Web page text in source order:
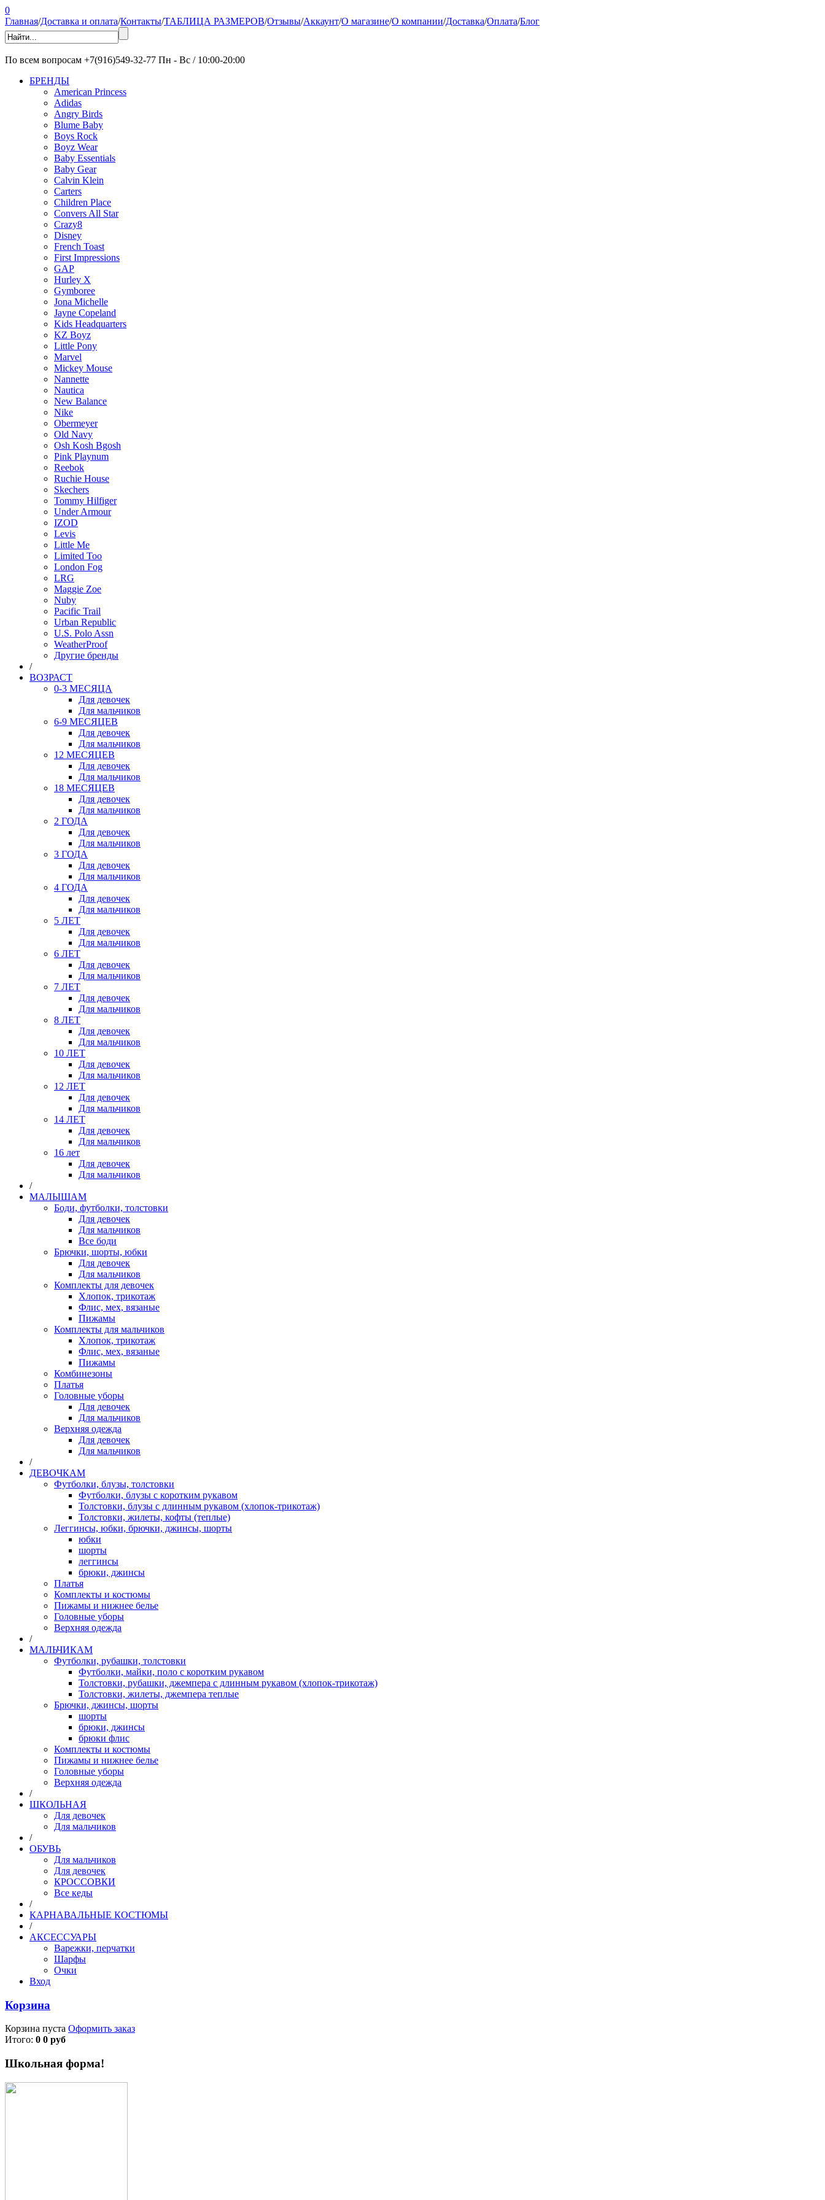
0
Главная/Доставка и оплата/Контакты/ТАБЛИЦА РАЗМЕРОВ/Отзывы/Аккаунт/О магазине/О компании/Доставка/Оплата/Блог
По всем вопросам +7(916)549-32-77 Пн - Вс / 10:00-20:00
БРЕНДЫ
American Princess
Adidas
Angry Birds
Blume Baby
Boys Rock
Boyz Wear
Baby Essentials
Baby Gear
Calvin Klein
Carters
Children Place
Convers All Star
Crazy8
Disney
French Toast
First Impressions
GAP
Hurley X
Gymboree
Jona Michelle
Jayne Copeland
Kids Headquarters
KZ Boyz
Little Pony
Marvel
Mickey Mouse
Nannette
Nautica
New Balance
Nike
Obermeyer
Old Navy
Osh Kosh Bgosh
Pink Playnum
Reebok
Ruchie House
Skechers
Tommy Hilfiger
Under Armour
IZOD
Levis
Little Me
Limited Too
London Fog
LRG
Maggie Zoe
Nuby
Pacific Trail
Urban Republic
U.S. Polo Assn
WeatherProof
Другие бренды
/
ВОЗРАСТ
0-3 МЕСЯЦА
Для девочек
Для мальчиков
6-9 МЕСЯЦЕВ
Для девочек
Для мальчиков
12 МЕСЯЦЕВ
Для девочек
Для мальчиков
18 МЕСЯЦЕВ
Для девочек
Для мальчиков
2 ГОДА
Для девочек
Для мальчиков
3 ГОДА
Для девочек
Для мальчиков
4 ГОДА
Для девочек
Для мальчиков
5 ЛЕТ
Для девочек
Для мальчиков
6 ЛЕТ
Для девочек
Для мальчиков
7 ЛЕТ
Для девочек
Для мальчиков
8 ЛЕТ
Для девочек
Для мальчиков
10 ЛЕТ
Для девочек
Для мальчиков
12 ЛЕТ
Для девочек
Для мальчиков
14 ЛЕТ
Для девочек
Для мальчиков
16 лет
Для девочек
Для мальчиков
/
МАЛЫШАМ
Боди, футболки, толстовки
Для девочек
Для мальчиков
Все боди
Брючки, шорты, юбки
Для девочек
Для мальчиков
Комплекты для девочек
Хлопок, трикотаж
Флис, мех, вязаные
Пижамы
Комплекты для мальчиков
Хлопок, трикотаж
Флис, мех, вязаные
Пижамы
Комбинезоны
Платья
Головные уборы
Для девочек
Для мальчиков
Верхняя одежда
Для девочек
Для мальчиков
/
ДЕВОЧКАМ
Футболки, блузы, толстовки
Футболки, блузы с коротким рукавом
Толстовки, блузы с длинным рукавом (хлопок-трикотаж)
Толстовки, жилеты, кофты (теплые)
Леггинсы, юбки, брючки, джинсы, шорты
юбки
шорты
леггинсы
брюки, джинсы
Платья
Комплекты и костюмы
Пижамы и нижнее белье
Головные уборы
Верхняя одежда
/
МАЛЬЧИКАМ
Футболки, рубашки, толстовки
Футболки, майки, поло с коротким рукавом
Толстовки, рубашки, джемпера с длинным рукавом (хлопок-трикотаж)
Толстовки, жилеты, джемпера теплые
Брючки, джинсы, шорты
шорты
брюки, джинсы
брюки флис
Комплекты и костюмы
Пижамы и нижнее белье
Головные уборы
Верхняя одежда
/
ШКОЛЬНАЯ
Для девочек
Для мальчиков
/
ОБУВЬ
Для мальчиков
Для девочек
КРОССОВКИ
Все кеды
/
КАРНАВАЛЬНЫЕ КОСТЮМЫ
/
АКСЕССУАРЫ
Варежки, перчатки
Шарфы
Очки
Вход
Корзина
Корзина пуста Оформить заказ
Итого: 0 0 руб
Школьная форма!